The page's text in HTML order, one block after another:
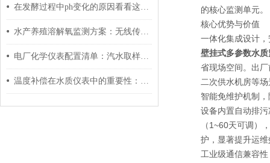
在发酵过程中ph变化的原因看看这些吧
水产养殖溶解氧监测方案：无线传感器与智慧渔业应用
电厂化学仪表配置清单：汽水取样→硅酸根→钠离子全链路方案
温度补偿在水质仪表中的重要性：pH计与电导率仪应用攻略
的核心监测单元。
核心优势与价值
一体化集成设计
壁挂式多参数水
省现场空间。出
二次供水机房等
智能免维护机制
设备内置自动排
（1~60天可调）
护，显著提升运
工业级通信兼容